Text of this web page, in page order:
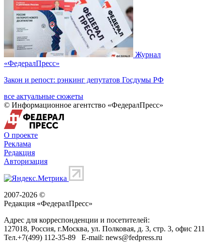
Журнал
«ФедералПресс»
Закон и репост: рэнкинг депутатов Госдумы РФ
все актуальные сюжеты
© Информационное агентство «ФедералПресс»
О проекте
Реклама
Редакция
Авторизация
2007-2026 ©
Редакция «ФедералПресс»
Адрес для корреспонденции и посетителей:
127018, Россия, г.Москва, ул. Полковая, д. 3, стр. 3, офис 211
Тел.+7(499) 112-35-89 E-mail: news@fedpress.ru